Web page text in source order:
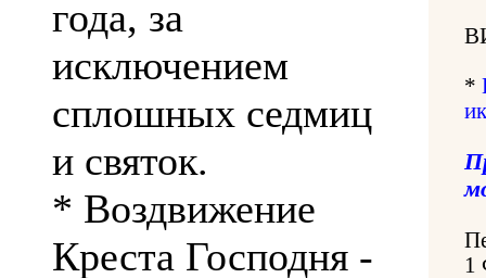
года, за
исключением
сплошных седмиц
и святок.
* Воздвижение
Креста Господня -
*
1